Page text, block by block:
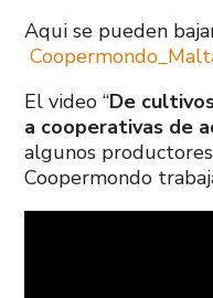
Aqui se pueden
El video “De
a cooperativas de
algunos
Coopermondo